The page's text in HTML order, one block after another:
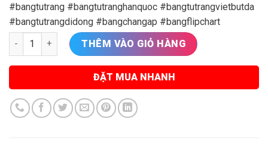
#bangtutrang #bangtutranghanquoc #bangtutrangvietbutda
#bangtutrangdidong #bangchangap #bangflipchart
Bảng từ trắng hàn quốc viết bút dạ tại thái nguyên số lượng
THÊM VÀO GIỎ HÀNG
ĐẶT MUA NHANH